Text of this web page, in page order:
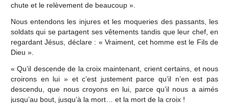
chute et le relèvement de beaucoup ».
Nous entendons les injures et les moqueries des passants, les
soldats qui se partagent ses vêtements tandis que leur chef, en
regardant Jésus, déclare : « Vraiment, cet homme est le Fils de
Dieu ».
« Qu’il descende de la croix maintenant, crient certains, et nous
croirons en lui » et c’est justement parce qu’il n’en est pas
descendu, que nous croyons en lui, parce qu’il nous a aimés
jusqu’au bout, jusqu’à la mort… et la mort de la croix !